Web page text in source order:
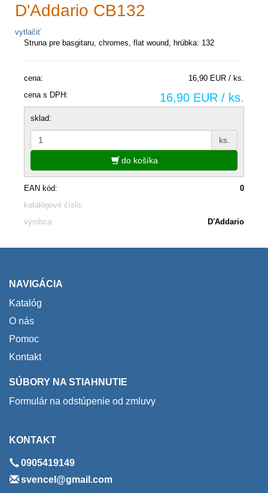
D'Addario CB132
vytlačiť
Struna pre basgitaru, chromes, flat wound, hrúbka: 132
cena:
16,90 EUR / ks.
cena s DPH:
16,90 EUR / ks.
sklad:
ks.
do košíka
EAN kód:
0
katalógové číslo:
výrobca:
D'Addario
NAVIGÁCIA
Katalóg
O nás
Pomoc
Kontakt
SÚBORY NA STIAHNUTIE
Formulár na odstúpenie od zmluvy
KONTAKT
0905419149
svencel@gmail.com